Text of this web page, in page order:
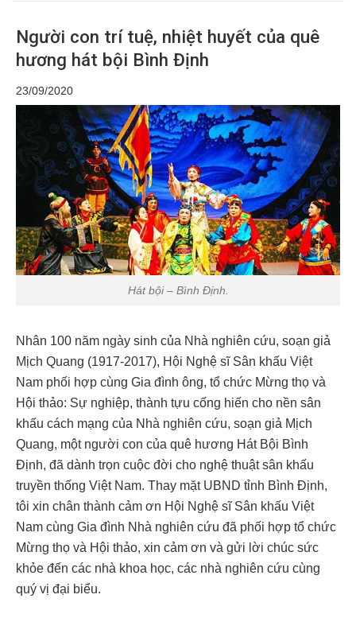
Người con trí tuệ, nhiệt huyết của quê
hương hát bội Bình Định
23/09/2020
Hát bội – Bình Định.
Nhân 100 năm ngày sinh của Nhà nghiên cứu, soạn giả
Mịch Quang (1917-2017), Hội Nghệ sĩ Sân khấu Việt
Nam phối hợp cùng Gia đình ông, tổ chức Mừng thọ và
Hội thảo: Sự nghiệp, thành tựu cống hiến cho nền sân
khấu cách mạng của Nhà nghiên cứu, soạn giả Mịch
Quang, một người con của quê hương Hát Bội Bình
Định, đã dành trọn cuộc đời cho nghệ thuật sân khấu
truyền thống Việt Nam. Thay mặt UBND tỉnh Bình Định,
tôi xin chân thành cảm ơn Hội Nghệ sĩ Sân khấu Việt
Nam cùng Gia đình Nhà nghiên cứu đã phối hợp tổ chức
Mừng thọ và Hội thảo, xin cảm ơn và gửi lời chúc sức
khỏe đến các nhà khoa học, các nhà nghiên cứu cùng
quý vị đại biểu.